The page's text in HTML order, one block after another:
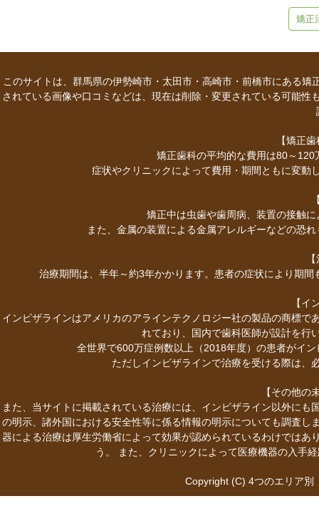
矯正
このサイトは、群馬県の伊勢崎市・太田市・高崎市・前橋市にある
されている画像や口コミなどは、現在は削除・変更されている可能
【矯正
矯正歯科の平均的な費用は80～
症状やクリニックによって費用・期間ともに変動
矯正中は虫歯や歯周病、装置の接触
また、金属の装置による金属アレルギーなどの恐
治療期間は、半年～約3年かかります。患者の症状により期
【イ
インビザラインはアメリカのアラインテクノロジー社の製品の商標
れており、国内で歯科医師が設計を行
全世界で600万症例数以上（2018年度）の患者がイ
ただしインビザラインで治療を受ける際は、
【その他の
また、当サイトに掲載されている治療には、インビザライン以外に
の明示、諸外国における安全性等に係る情報の明示についても調査
器による治療は厚生労働省によって効果が認められているわけでは
う。 また、クリニックによって医療機器の入手
Copyright (C) 4つのエリア